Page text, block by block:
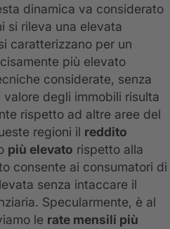
dinamica va considerato
si rileva una elevata
caratterizzano per un
più elevato
considerate, senza
degli immobili risulta
rispetto ad altre aree del
regioni il reddito
più elevato rispetto alla
consente ai consumatori di
senza intaccare il
Specularmente, è al
le rate mensili più